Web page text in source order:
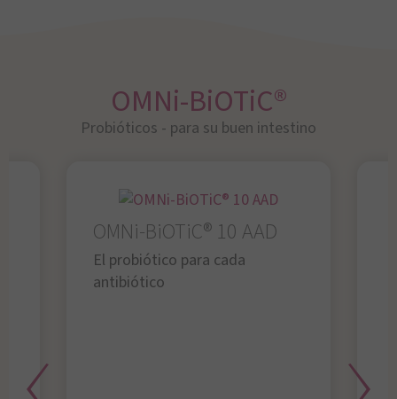
OMNi-BiOTiC®
Probióticos - para su buen intestino
OMNi-BiOTiC® 10 AAD
El probiótico para cada
antibiótico